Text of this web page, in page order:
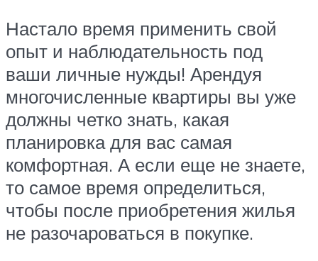
Настало время применить свой
опыт и наблюдательность под
ваши личные нужды! Арендуя
многочисленные квартиры вы уже
должны четко знать, какая
планировка для вас самая
комфортная. А если еще не знаете,
то самое время определиться,
чтобы после приобретения жилья
не разочароваться в покупке.